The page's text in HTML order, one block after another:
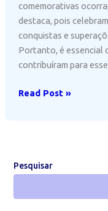
comemorativas
destaca, pois
conquistas e
Portanto, é essencial
contribuíram para
O
para
Read Post »
Pesquisar